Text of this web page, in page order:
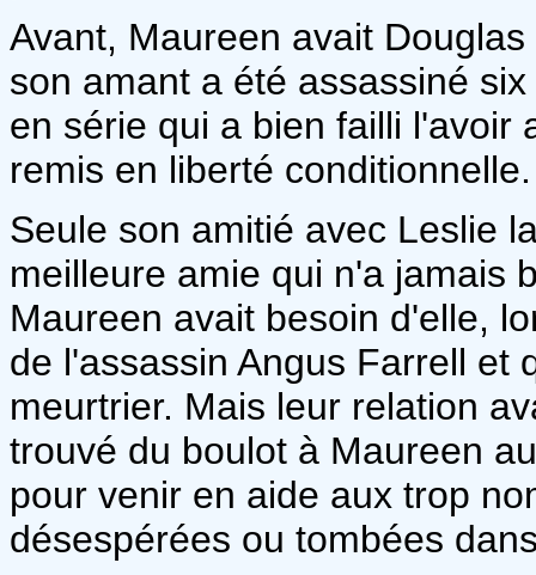
Avant, Maureen avait
son amant a été assassiné
en série qui a bien failli l'avoir
remis en liberté conditionnelle.
Seule son amitié avec Leslie
meilleure amie qui n'a jamais
Maureen avait besoin d'elle,
de l'assassin Angus Farrell et
meurtrier. Mais leur relation
trouvé du boulot à Maureen
pour venir en aide aux trop
désespérées ou tombées